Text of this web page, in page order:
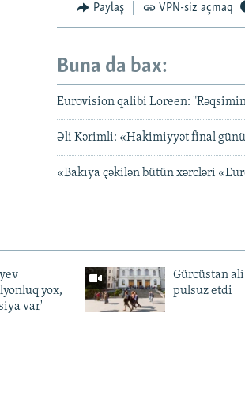
Paylaş VPN-siz açmaq
Buna da bax:
Eurovision qalibi Loreen:
Əli Kərimli: «Hakimiyyət final
«Bakıya çəkilən bütün xərcləri
yox,
var'
Gürcüstan
pulsuz etdi